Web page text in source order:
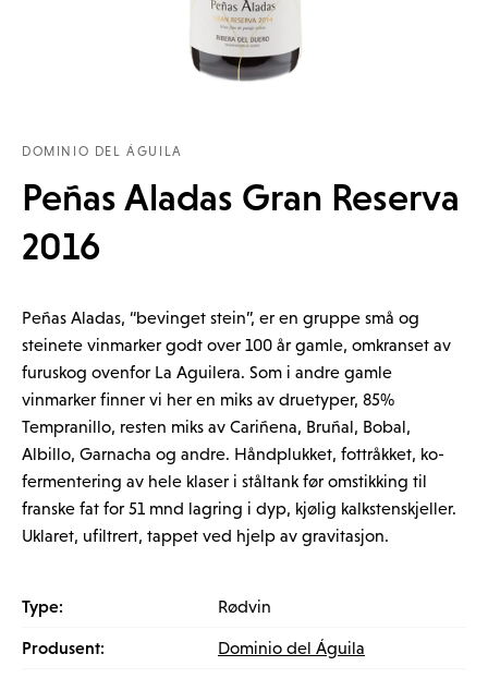
DOMINIO DEL ÁGUILA
Peñas Aladas Gran Reserva
2016
Peñas Aladas, “bevinget stein”, er en gruppe små og
steinete vinmarker godt over 100 år gamle, omkranset av
furuskog ovenfor La Aguilera. Som i andre gamle
vinmarker finner vi her en miks av druetyper, 85%
Tempranillo, resten miks av Cariñena, Bruñal, Bobal,
Albillo, Garnacha og andre. Håndplukket, fottråkket, ko-
fermentering av hele klaser i ståltank før omstikking til
franske fat for 51 mnd lagring i dyp, kjølig kalkstenskjeller.
Uklaret, ufiltrert, tappet ved hjelp av gravitasjon.
Type: Rødvin
Produsent: Dominio del Águila